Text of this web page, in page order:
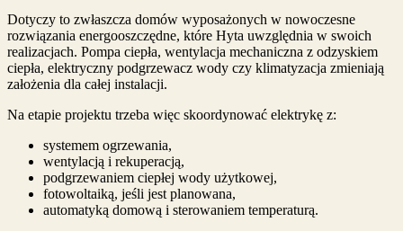
Dotyczy to zwłaszcza domów wyposażonych w nowoczesne
rozwiązania energooszczędne, które Hyta uwzględnia w swoich
realizacjach. Pompa ciepła, wentylacja mechaniczna z odzyskiem
ciepła, elektryczny podgrzewacz wody czy klimatyzacja zmieniają
założenia dla całej instalacji.
Na etapie projektu trzeba więc skoordynować elektrykę z:
systemem ogrzewania,
wentylacją i rekuperacją,
podgrzewaniem ciepłej wody użytkowej,
fotowoltaiką, jeśli jest planowana,
automatyką domową i sterowaniem temperaturą.